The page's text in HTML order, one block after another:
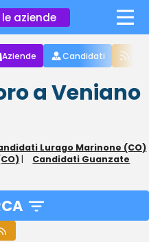
le aziende ×
Aziende Candidati
a Veniano
Lurago Marinone (CO)
|
Candidati Guanzate